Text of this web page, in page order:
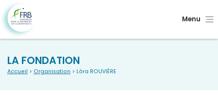
Menu
LA FONDATION
Accueil > Organisation > Lôra ROUVIÈRE